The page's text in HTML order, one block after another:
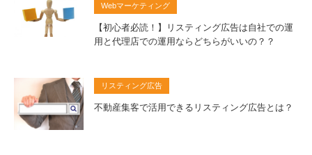
Webマーケティング
【初心者必読！】リスティング広告は自社での運
用と代理店での運用ならどちらがいいの？？
リスティング広告
不動産集客で活用できるリスティング広告とは？